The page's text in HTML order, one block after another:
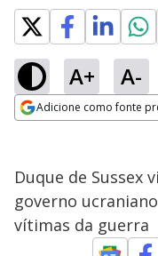
A+ A-
Adicione como fonte
Duque de Sussex
governo
vítimas da guerra